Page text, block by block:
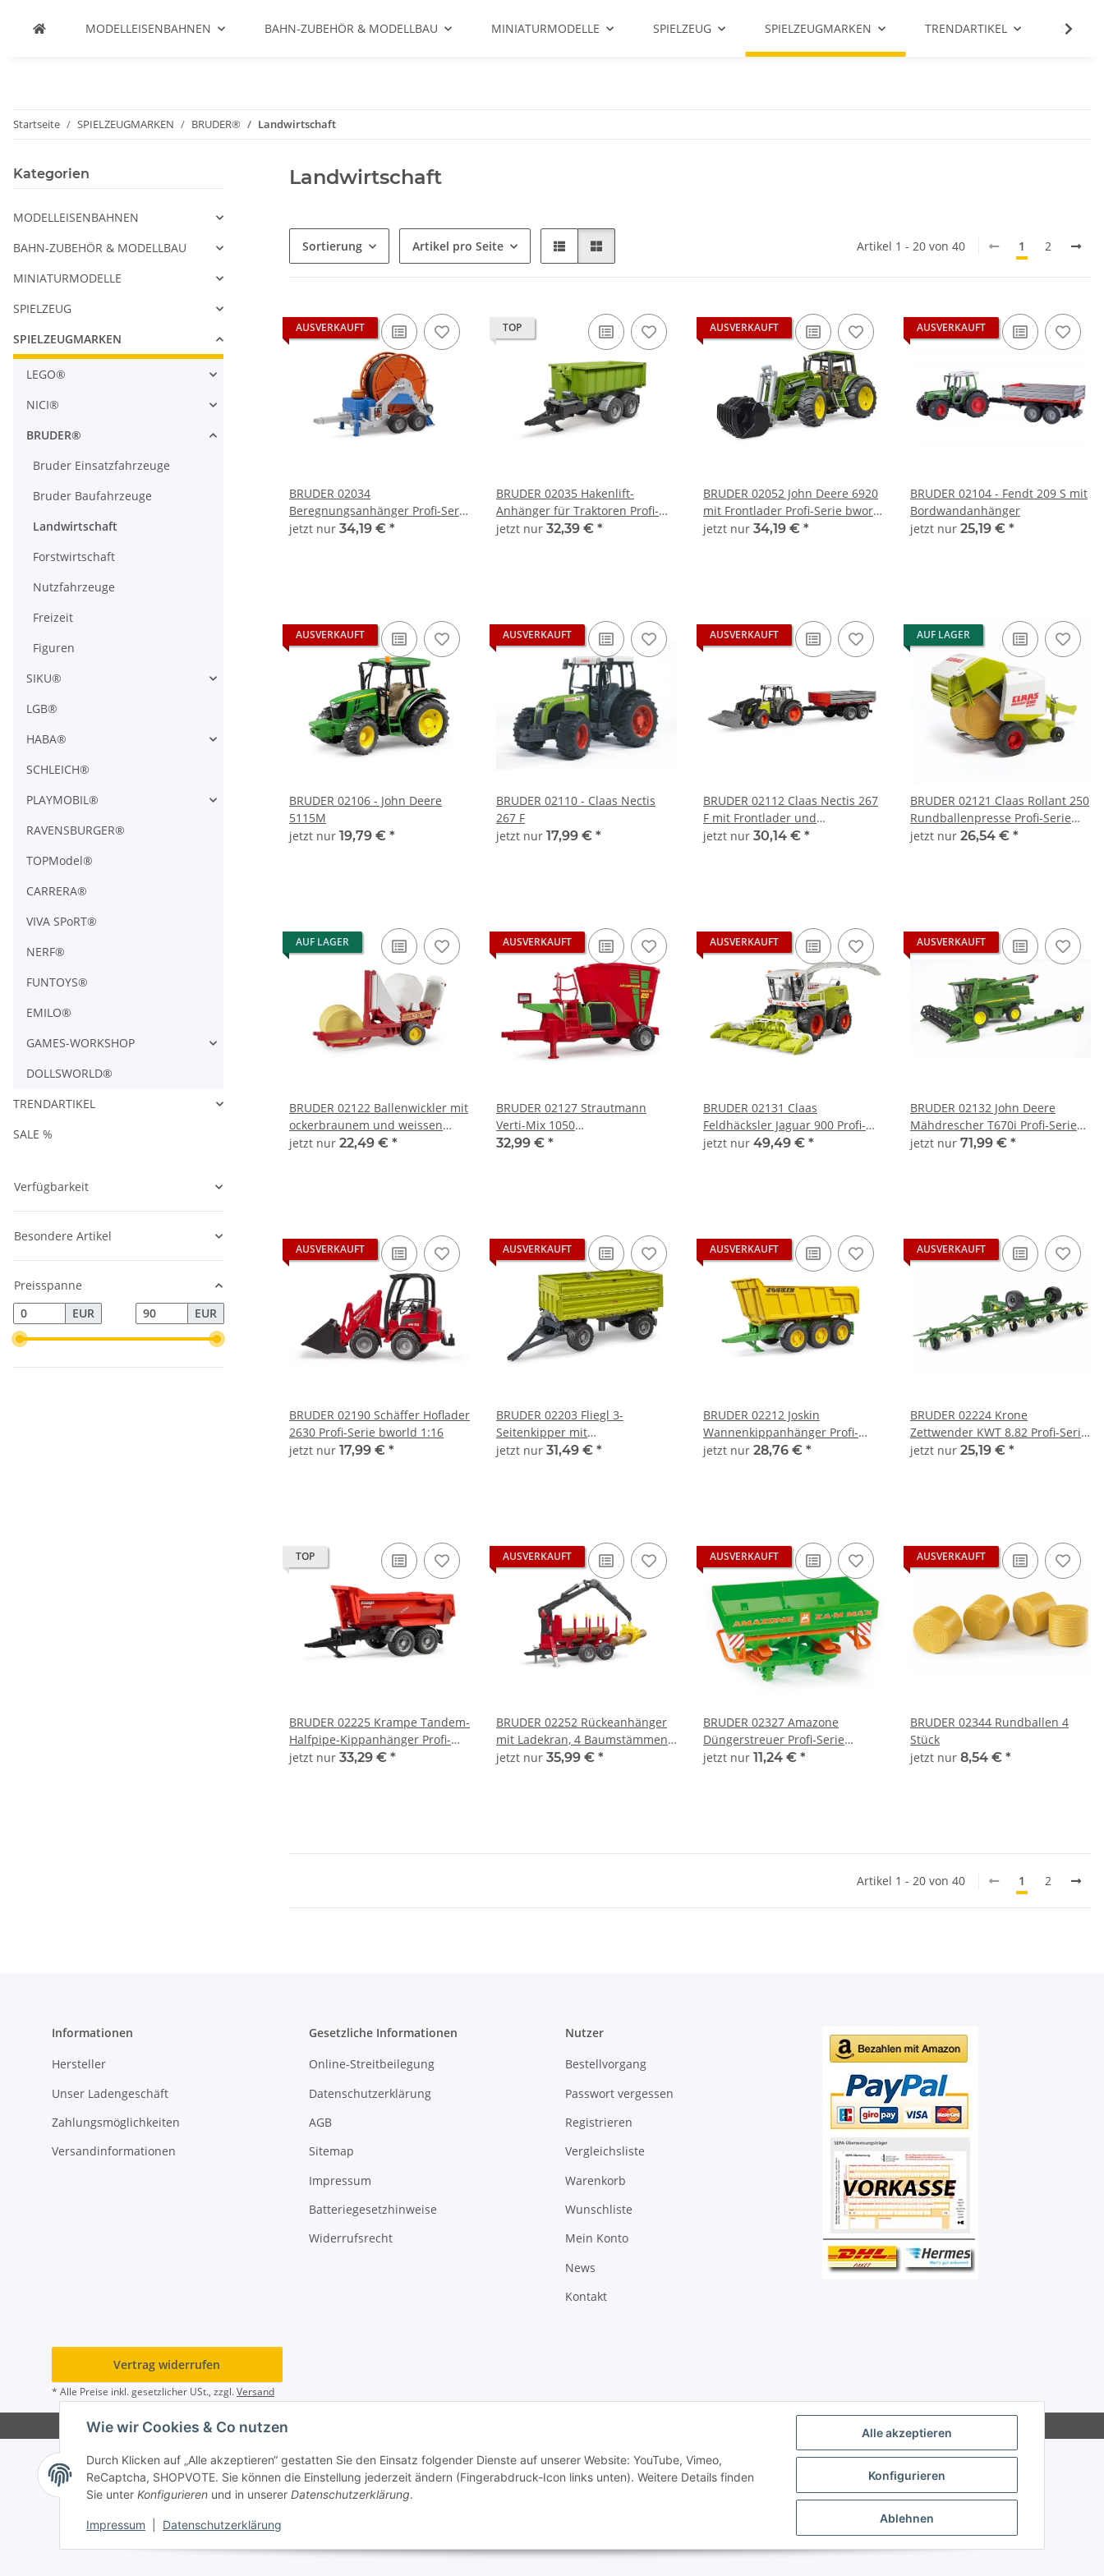
Alle akzeptieren
Konfigurieren
Ablehnen
Wie wir Cookies & Co nutzen
Durch Klicken auf „Alle akzeptieren“ gestatten Sie den Einsatz folgender Dienste auf unserer Website: YouTube, Vimeo,
ReCaptcha, SHOPVOTE. Sie können die Einstellung jederzeit ändern (Fingerabdruck-Icon links unten). Weitere Details finden
Sie unter Konfigurieren und in unserer Datenschutzerklärung.
Impressum Datenschutzerklärung
MODELLEISENBAHNEN BAHN-ZUBEHÖR & MODELLBAU MINIATURMODELLE SPIELZEUG SPIELZEUGMARKEN TRENDARTIKEL SALE %
Startseite SPIELZEUGMARKEN BRUDER® Landwirtschaft
Landwirtschaft
Sortierung Artikel pro Seite Artikel 1 - 20 von 40 1 2
AUSVERKAUFT
BRUDER 02034
Beregnungsanhänger Profi-Serie
bworld 1:16
jetzt nur 34,19 € *
TOP
BRUDER 02035 Hakenlift-
Anhänger für Traktoren Profi-
Serie bworld 1:16
jetzt nur 32,39 € *
AUSVERKAUFT
BRUDER 02052 John Deere 6920
mit Frontlader Profi-Serie bworld
1:16
jetzt nur 34,19 € *
AUSVERKAUFT
BRUDER 02104 - Fendt 209 S mit
Bordwandanhänger
jetzt nur 25,19 € *
AUSVERKAUFT
BRUDER 02106 - John Deere
5115M
jetzt nur 19,79 € *
AUSVERKAUFT
BRUDER 02110 - Claas Nectis
267 F
jetzt nur 17,99 € *
AUSVERKAUFT
BRUDER 02112 Claas Nectis 267
F mit Frontlader und
Bordwandanhänger Profi-Serie
jetzt nur 30,14 € *
AUF LAGER
BRUDER 02121 Claas Rollant 250
Rundballenpresse Profi-Serie
bworld 1:16
jetzt nur 26,54 € *
AUF LAGER
BRUDER 02122 Ballenwickler mit
ockerbraunem und weissen
Rundballen Profi-Serie bworld
jetzt nur 22,49 € *
AUSVERKAUFT
BRUDER 02127 Strautmann
Verti-Mix 1050
Futtermischwagen Profi-Serie
32,99 € *
AUSVERKAUFT
BRUDER 02131 Claas
Feldhäcksler Jaguar 900 Profi-
Serie bworld 1:16
jetzt nur 49,49 € *
AUSVERKAUFT
BRUDER 02132 John Deere
Mähdrescher T670i Profi-Serie
bworld 1:16
jetzt nur 71,99 € *
AUSVERKAUFT
BRUDER 02190 Schäffer Hoflader
2630 Profi-Serie bworld 1:16
jetzt nur 17,99 € *
AUSVERKAUFT
BRUDER 02203 Fliegl 3-
Seitenkipper mit
Aufsteckbordwand Profi-Serie
jetzt nur 31,49 € *
AUSVERKAUFT
BRUDER 02212 Joskin
Wannenkippanhänger Profi-
Serie bworld 1:16
jetzt nur 28,76 € *
AUSVERKAUFT
BRUDER 02224 Krone
Zettwender KWT 8.82 Profi-Serie
bworld 1:16
jetzt nur 25,19 € *
TOP
BRUDER 02225 Krampe Tandem-
Halfpipe-Kippanhänger Profi-
Serie bworld 1:16
jetzt nur 33,29 € *
AUSVERKAUFT
BRUDER 02252 Rückeanhänger
mit Ladekran, 4 Baumstämmen
und Holzgreifer Profi-Serie
jetzt nur 35,99 € *
AUSVERKAUFT
BRUDER 02327 Amazone
Düngerstreuer Profi-Serie
bworld 1:16
jetzt nur 11,24 € *
AUSVERKAUFT
BRUDER 02344 Rundballen 4
Stück
jetzt nur 8,54 € *
Artikel 1 - 20 von 40 1 2
Kategorien
MODELLEISENBAHNEN
BAHN-ZUBEHÖR & MODELLBAU
MINIATURMODELLE
SPIELZEUG
SPIELZEUGMARKEN
LEGO®
NICI®
BRUDER®
Bruder Einsatzfahrzeuge
Bruder Baufahrzeuge
Landwirtschaft
Forstwirtschaft
Nutzfahrzeuge
Freizeit
Figuren
SIKU®
LGB®
HABA®
SCHLEICH®
PLAYMOBIL®
RAVENSBURGER®
TOPModel®
CARRERA®
VIVA SPoRT®
NERF®
FUNTOYS®
EMILO®
GAMES-WORKSHOP
DOLLSWORLD®
TRENDARTIKEL
SALE %
Verfügbarkeit
Besondere Artikel
Preisspanne
EUR
EUR
Informationen
Hersteller
Unser Ladengeschäft
Zahlungsmöglichkeiten
Versandinformationen
Gesetzliche Informationen
Online-Streitbeilegung
Datenschutzerklärung
AGB
Sitemap
Impressum
Batteriegesetzhinweise
Widerrufsrecht
Nutzer
Bestellvorgang
Passwort vergessen
Registrieren
Vergleichsliste
Warenkorb
Wunschliste
Mein Konto
News
Kontakt
Vertrag widerrufen
* Alle Preise inkl. gesetzlicher USt., zzgl.Versand